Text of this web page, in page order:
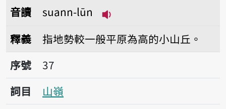
音讀
suann-lūn
釋義
指地勢較一般平原為高的小山丘。
序號37山嶺
序號
37
詞目
山嶺